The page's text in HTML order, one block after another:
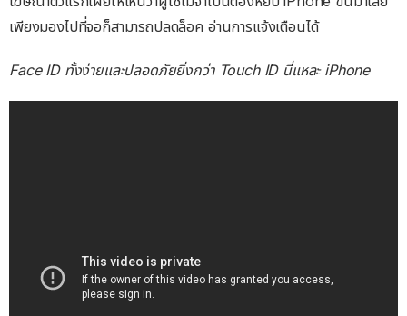
เพียงมองไปที่จอก็สามารถปลดล็อค อ่านการแจ้งเตือนได้
Face ID ทั้งง่ายและปลอดภัยยิ่งกว่า Touch ID นี่แหละ iPhone